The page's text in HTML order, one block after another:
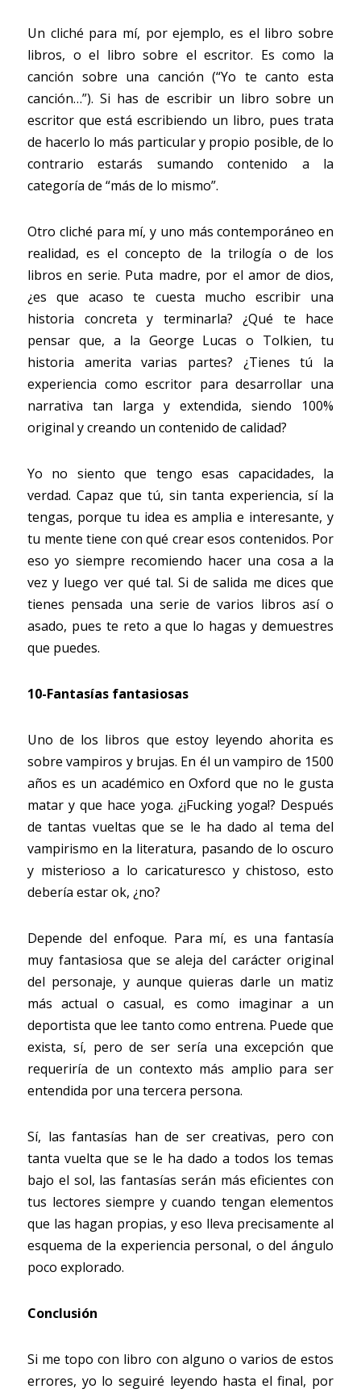
Un cliché para mí, por ejemplo, es el libro sobre
libros, o el libro sobre el escritor. Es como la
canción sobre una canción (“Yo te canto esta
canción…”). Si has de escribir un libro sobre un
escritor que está escribiendo un libro, pues trata
de hacerlo lo más particular y propio posible, de lo
contrario estarás sumando contenido a la
categoría de “más de lo mismo”.
Otro cliché para mí, y uno más contemporáneo en
realidad, es el concepto de la trilogía o de los
libros en serie. Puta madre, por el amor de dios,
¿es que acaso te cuesta mucho escribir una
historia concreta y terminarla? ¿Qué te hace
pensar que, a la George Lucas o Tolkien, tu
historia amerita varias partes? ¿Tienes tú la
experiencia como escritor para desarrollar una
narrativa tan larga y extendida, siendo 100%
original y creando un contenido de calidad?
Yo no siento que tengo esas capacidades, la
verdad. Capaz que tú, sin tanta experiencia, sí la
tengas, porque tu idea es amplia e interesante, y
tu mente tiene con qué crear esos contenidos. Por
eso yo siempre recomiendo hacer una cosa a la
vez y luego ver qué tal. Si de salida me dices que
tienes pensada una serie de varios libros así o
asado, pues te reto a que lo hagas y demuestres
que puedes.
10-Fantasías fantasiosas
Uno de los libros que estoy leyendo ahorita es
sobre vampiros y brujas. En él un vampiro de 1500
años es un académico en Oxford que no le gusta
matar y que hace yoga. ¿¡Fucking yoga!? Después
de tantas vueltas que se le ha dado al tema del
vampirismo en la literatura, pasando de lo oscuro
y misterioso a lo caricaturesco y chistoso, esto
debería estar ok, ¿no?
Depende del enfoque. Para mí, es una fantasía
muy fantasiosa que se aleja del carácter original
del personaje, y aunque quieras darle un matiz
más actual o casual, es como imaginar a un
deportista que lee tanto como entrena. Puede que
exista, sí, pero de ser sería una excepción que
requeriría de un contexto más amplio para ser
entendida por una tercera persona.
Sí, las fantasías han de ser creativas, pero con
tanta vuelta que se le ha dado a todos los temas
bajo el sol, las fantasías serán más eficientes con
tus lectores siempre y cuando tengan elementos
que las hagan propias, y eso lleva precisamente al
esquema de la experiencia personal, o del ángulo
poco explorado.
Conclusión
Si me topo con libro con alguno o varios de estos
errores, yo lo seguiré leyendo hasta el final, por